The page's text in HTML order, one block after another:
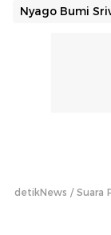
Nyago Bumi
detikNews Suara